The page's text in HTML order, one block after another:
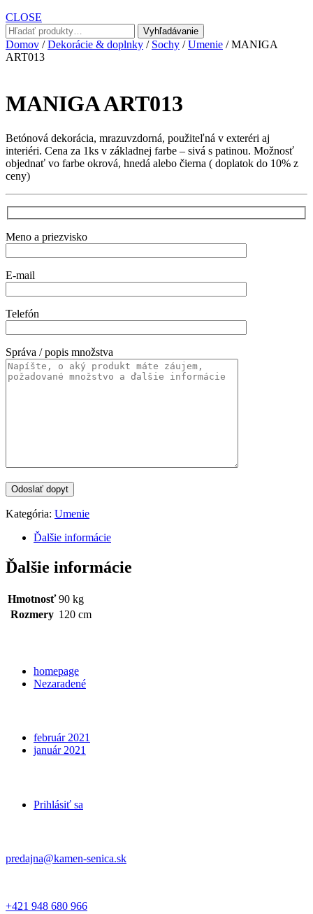
CLOSE
Hľadať:
Vyhľadávanie
Domov /Dekorácie & doplnky / Sochy /Umenie / MANIGA
ART013
MANIGA ART013
Betónová dekorácia, mrazuvzdorná, použiteľná v exteréri aj
interiéri. Cena za 1ks v základnej farbe – sivá s patinou. Možnosť
objednať vo farbe okrová, hnedá alebo čierna ( doplatok do 10% z
ceny)
Meno a priezvisko
E-mail
Telefón
Správa / popis množstva
Kategória: Umenie
Ďalšie informácie
Ďalšie informácie
Hmotnosť 90 kg
Rozmery 120 cm
homepage
Nezaradené
február 2021
január 2021
Prihlásiť sa
predajna@kamen-senica.sk
+421 948 680 966